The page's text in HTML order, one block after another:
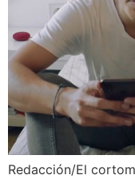
Redacción/El